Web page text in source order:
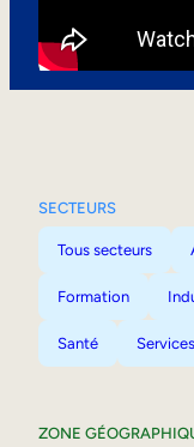
SECTEURS
Tous secteurs
Formation
Santé
ZONE